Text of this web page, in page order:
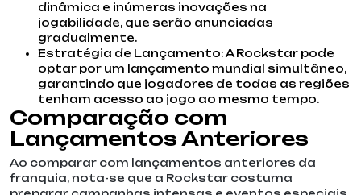
dinâmica e inúmeras inovações na
jogabilidade, que serão anunciadas
gradualmente.
Estratégia de Lançamento: A Rockstar pode
optar por um lançamento mundial simultâneo,
garantindo que jogadores de todas as regiões
tenham acesso ao jogo ao mesmo tempo.
Comparação com
Lançamentos Anteriores
Ao comparar com lançamentos anteriores da
franquia, nota-se que a Rockstar costuma